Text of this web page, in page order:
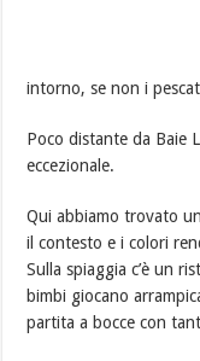
intorno, se non i
Poco distante da Baie
eccezionale.
Qui abbiamo trovato
il contesto e i colori
Sulla spiaggia c’è un
bimbi giocano
partita a bocce con